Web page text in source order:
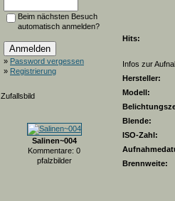
Beim nächsten Besuch
automatisch anmelden?
» Password vergessen
» Registrierung
Zufallsbild
Salinen~004
Kommentare: 0
pfalzbilder
Hits:
Infos zur
Hersteller:
Modell:
Blende:
ISO-Zahl:
Brennweite: